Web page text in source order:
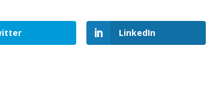
LinkedIn